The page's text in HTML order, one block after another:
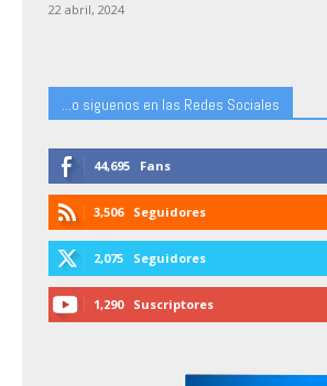
22 abril, 2024
...o siguenos en las Redes Sociales
44,695 Fans
3,506 Seguidores
2,075 Seguidores
1,290 Suscriptores